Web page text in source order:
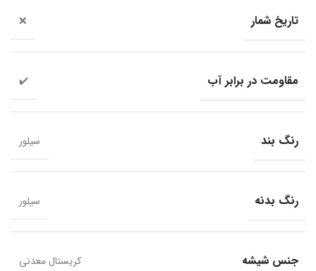
تاریخ شمار ❌
مقاومت در برابر آب ✔️
رنگ بند سیلور
رنگ بدنه سیلور
جنس شیشه کریستال معدنی